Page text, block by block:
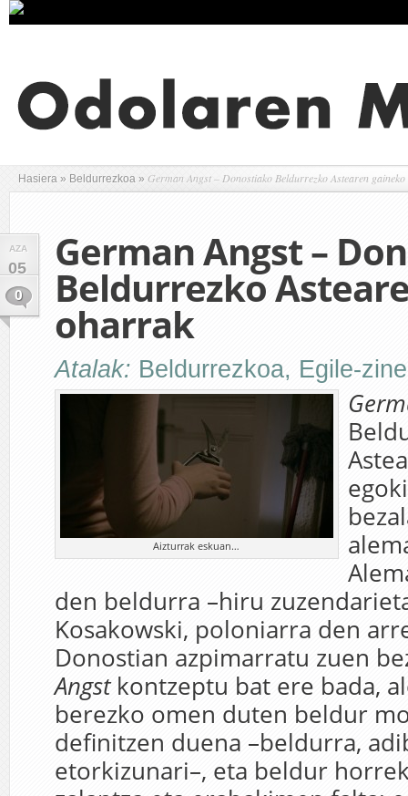
Hasiera » Beldurrezkoa » German Angst – Donostiako Beldurrezko Astearen
AZA
05
0
German Angst –
Beldurrezko
oharrak
Atalak: Beldurrezkoa, Egile-
Aizturrak eskuan…
den beldurra –hiru
Kosakowski, poloniarra den
Donostian azpimarratu zuen
Angstkontzeptu bat ere bada,
berezko omen duten beldur
definitzen duena –beldurra,
etorkizunari–, eta beldur